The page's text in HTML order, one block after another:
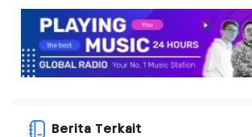
Berita Terkait